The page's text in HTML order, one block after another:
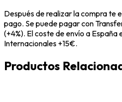
Después de realizar la compra te
pago. Se puede pagar con
(+4%). El coste de envío a
Internacionales +15€.
Productos